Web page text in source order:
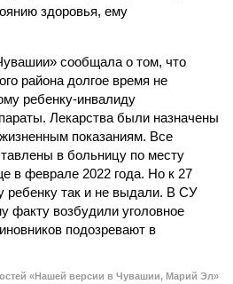
здоровья, ему
сообщала о том, что
района долгое время не
ребенку-инвалиду
Лекарства были назначены
показаниям. Все
в больницу по месту
в феврале 2022 года. Но к 27
ребенку так и не выдали. В СУ
факту возбудили уголовное
подозревают в
«Нашей версии в Чувашии, Марий Эл»